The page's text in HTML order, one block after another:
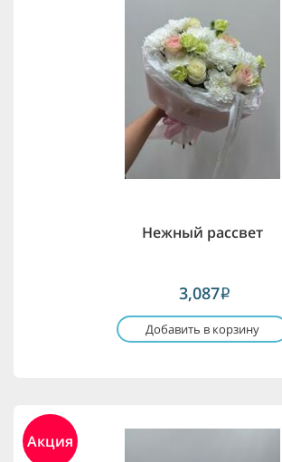
Нежный рассвет
3,087i
Добавить в корзину
Акция